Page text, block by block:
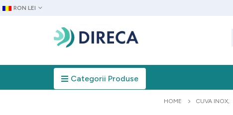
RON LEI
Categorii Produse
HOME CUVA INOX,